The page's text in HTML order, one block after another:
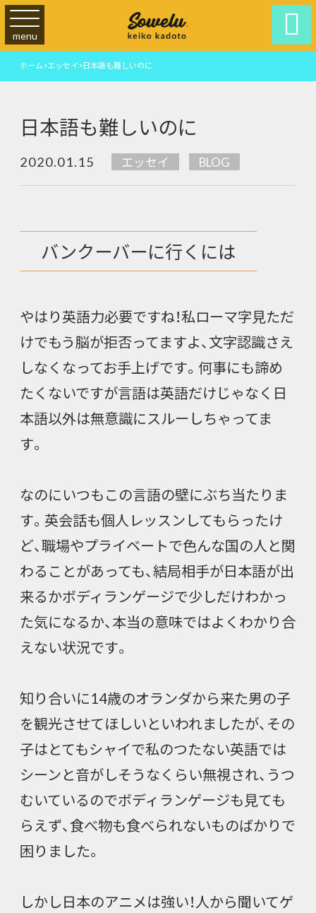
menu 
ホーム>エッセイ>日本語も難しいのに
日本語も難しいのに
2020.01.15 エッセイ BLOG
バンクーバーに行くには
やはり英語力必要ですね！私ローマ字見ただ
けでもう脳が拒否ってますよ、文字認識さえ
しなくなってお手上げです。何事にも諦め
たくないですが言語は英語だけじゃなく日
本語以外は無意識にスルーしちゃってま
す。
なのにいつもこの言語の壁にぶち当たりま
す。英会話も個人レッスンしてもらったけ
ど、職場やプライベートで色んな国の人と関
わることがあっても、結局相手が日本語が出
来るかボディランゲージで少しだけわかっ
た気になるか、本当の意味ではよくわかり合
えない状況です。
知り合いに14歳のオランダから来た男の子
を観光させてほしいといわれましたが、その
子はとてもシャイで私のつたない英語では
シーンと音がしそうなくらい無視され、うつ
むいているのでボディランゲージも見ても
らえず、食べ物も食べられないものばかりで
困りました。
しかし日本のアニメは強い！人から聞いてゲ